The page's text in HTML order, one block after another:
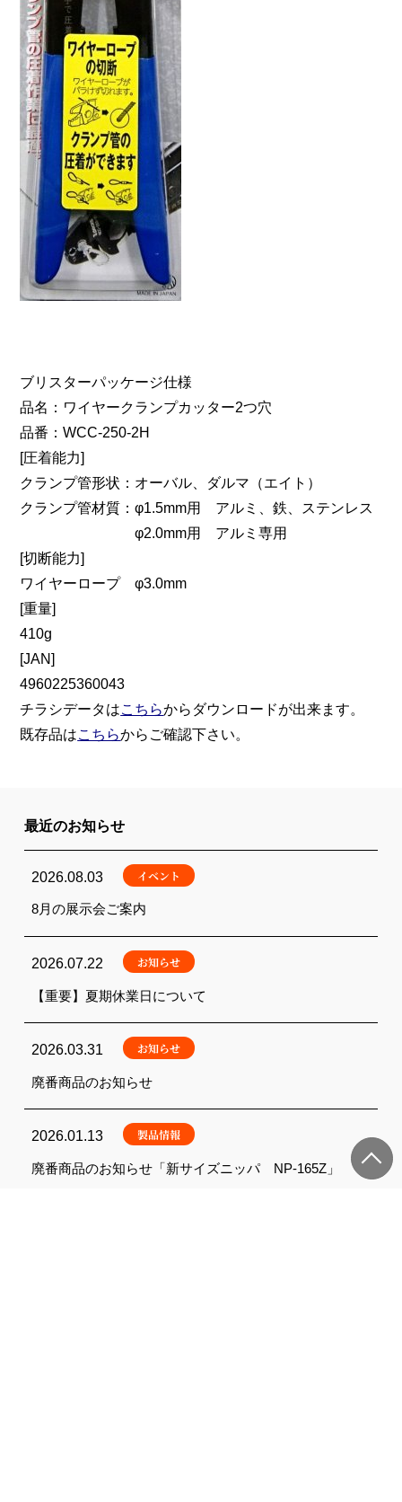
ブリスターパッケージ仕様
品名：ワイヤークランプカッター2つ穴
品番：WCC-250-2H
[圧着能力]
クランプ管形状：オーバル、ダルマ（エイト）
クランプ管材質：φ1.5mm用 アルミ、鉄、ステンレス
φ2.0mm用 アルミ専用
[切断能力]
ワイヤーロープ φ3.0mm
[重量]
410g
[JAN]
4960225360043
チラシデータはこちらからダウンロードが出来ます。
既存品はこちらからご確認下さい。
最近のお知らせ
2026.08.03 イベント
8月の展示会ご案内
2026.07.22 お知らせ
【重要】夏期休業日について
2026.03.31 お知らせ
廃番商品のお知らせ
2026.01.13 製品情報
廃番商品のお知らせ「新サイズニッパ NP-165Z」